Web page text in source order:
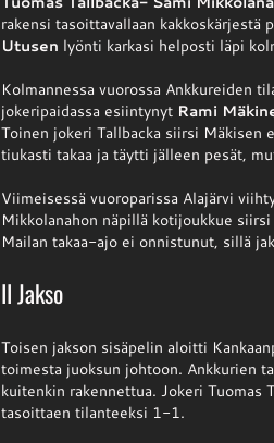
rakensi tasoittavallaan
Utusen lyönti karkasi helposti läpi
Kolmannessa vuorossa Ankkureiden
jokeripaidassa esiintynyt Rami
Toinen jokeri Tallbacka siirsi Mäkisen
tiukasti takaa ja täytti jälleen pesät,
Viimeisessä vuoroparissa Alajärvi
Mikkolanahon näpillä kotijoukkue
Mailan takaa-ajo ei onnistunut, sillä
II Jakso
Toisen jakson sisäpelin aloitti
toimesta juoksun johtoon. Ankkurien
kuitenkin rakennettua. Jokeri Tuomas
tasoittaen tilanteeksi 1-1.